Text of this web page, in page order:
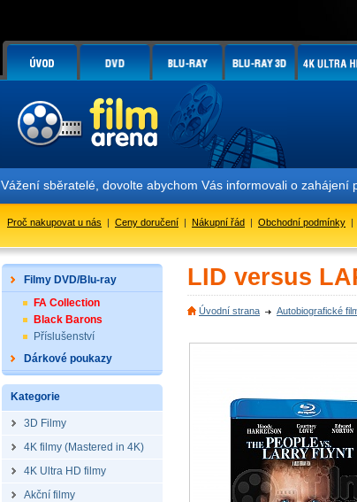
Vážení sběratelé, dovolte abychom Vás informovali o
Proč nakupovat u nás | Ceny doručení | Nákupní řád | Obchodní podmínky |
Filmy DVD/Blu-ray
FA Collection
Black Barons
Příslušenství
Dárkové poukazy
Kategorie
3D Filmy
4K filmy (Mastered in 4K)
4K Ultra HD filmy
Akční filmy
LID versus
Úvodní strana Autobiografické